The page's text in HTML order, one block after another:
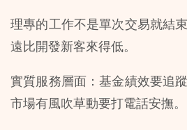
理專的工作不是單次交易就結
遠比開發新客來得低。
實質服務層面：基金績效要追
市場有風吹草動要打電話安撫。